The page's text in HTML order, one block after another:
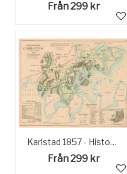
Från 299 kr
Karlstad 1857 - Historisk Karta
Från 299 kr